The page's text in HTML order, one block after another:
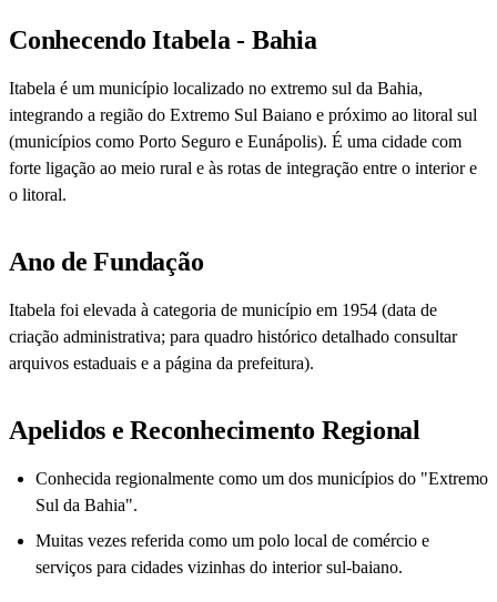
Conhecendo Itabela - Bahia
Itabela é um município localizado no extremo sul da Bahia,
integrando a região do Extremo Sul Baiano e próximo ao litoral sul
(municípios como Porto Seguro e Eunápolis). É uma cidade com
forte ligação ao meio rural e às rotas de integração entre o interior e
o litoral.
Ano de Fundação
Itabela foi elevada à categoria de município em 1954 (data de
criação administrativa; para quadro histórico detalhado consultar
arquivos estaduais e a página da prefeitura).
Apelidos e Reconhecimento Regional
Conhecida regionalmente como um dos municípios do "Extremo
Sul da Bahia".
Muitas vezes referida como um polo local de comércio e
serviços para cidades vizinhas do interior sul-baiano.